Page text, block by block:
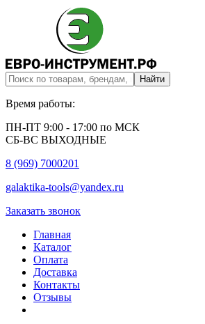
Время работы:
ПН-ПТ 9:00 - 17:00 по МСК
СБ-ВС ВЫХОДНЫЕ
8 (969) 7000201
galaktika-tools@yandex.ru
Заказать звонок
Главная
Каталог
Оплата
Доставка
Контакты
Отзывы